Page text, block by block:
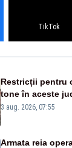
TikTok
Restricții pentru
tone în aceste
este interzisă
3 aug. 2026, 07:55
Armata reia